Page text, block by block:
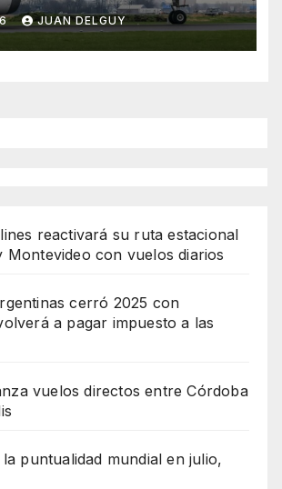
JUAN DELGUY
reactivará su ruta estacional
Montevideo con vuelos diarios
cerró 2025 con
a pagar impuesto a las
vuelos directos entre Córdoba
puntualidad mundial en julio,